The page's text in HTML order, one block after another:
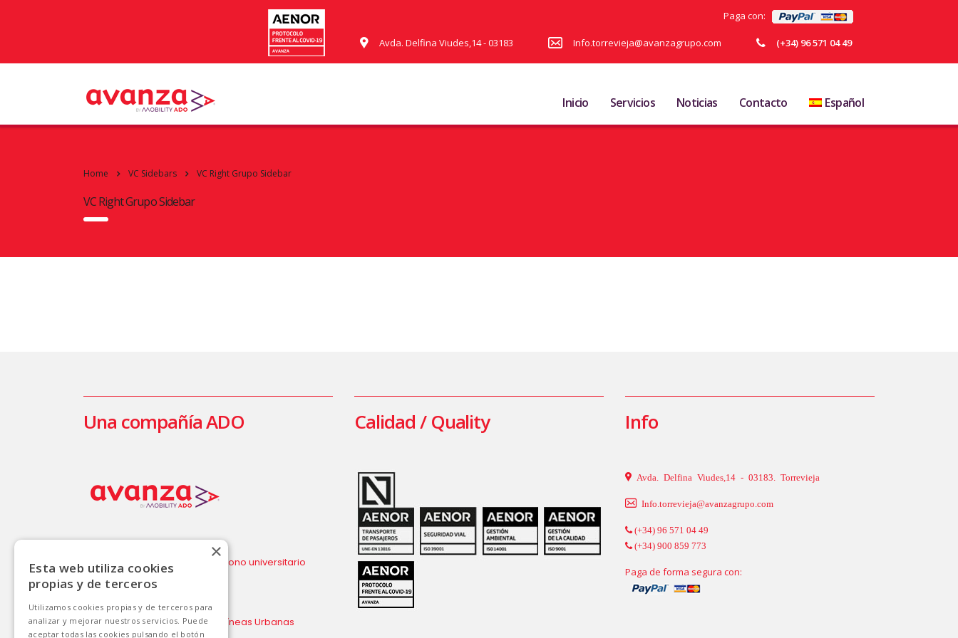
Avda. Delfina Viudes,14 - 03183 Info.torrevieja@avanzagrupo.com
Paga con:
(+34) 96 571 04 49
Inicio Servicios Noticias Contacto Español
Home VC Sidebars VC Right Grupo Sidebar
VC Right Grupo Sidebar
Una compañía ADO
Compra billete
Torrevieja –
Aeropuerto
Bono universitario
Líneas Interurbanas Líneas Urbanas
Calidad / Quality Info
Avda. Delfina Viudes,14 - 03183. Torrevieja
Info.torrevieja@avanzagrupo.com
(+34) 96 571 04 49
(+34) 900 859 773
Paga de forma segura con:
Esta web utiliza cookies
propias y de terceros
Utilizamos cookies propias y de terceros para
analizar y mejorar nuestros servicios. Puede
aceptar todas las cookies pulsando el botón
×